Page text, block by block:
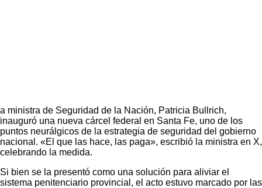
a ministra de Seguridad de la Nación, Patricia Bullrich,
inauguró una nueva cárcel federal en Santa Fe, uno de los
puntos neurálgicos de la estrategia de seguridad del gobierno
nacional. «El que las hace, las paga», escribió la ministra en X,
celebrando la medida.
Si bien se la presentó como una solución para aliviar el
sistema penitenciario provincial, el acto estuvo marcado por las